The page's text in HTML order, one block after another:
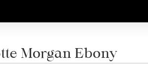
Morgan Ebony